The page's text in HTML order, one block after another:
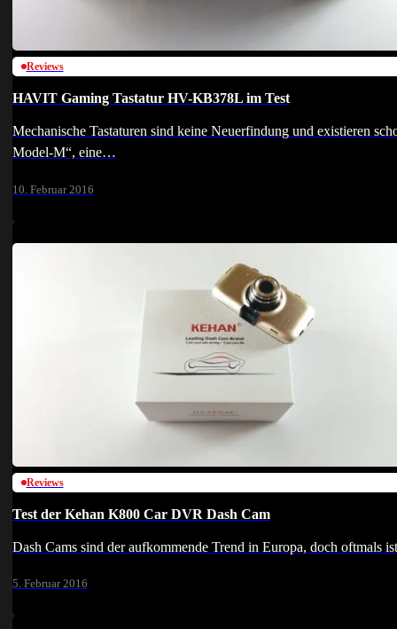
Reviews
HAVIT Gaming Tastatur HV-KB378L im Test
Mechanische Tastaturen sind keine Neuerfindung und existieren
Model-M“, eine…
10. Februar 2016
Reviews
Test der Kehan K800 Car DVR Dash Cam
Dash Cams sind der aufkommende Trend in Europa, doch oftmals
5. Februar 2016